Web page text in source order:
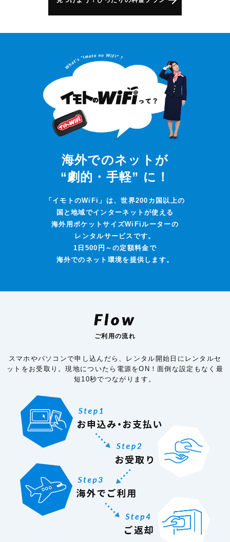
海外でのネットが
“劇的・手軽” に！
「イモトのWiFi」は、世界200カ国以上の
国と地域でインターネットが使える
海外用ポケットサイズWiFiルーターの
レンタルサービスです。
1日500円～の定額料金で
海外でのネット環境を提供します。
Flow
ご利用の流れ
スマホやパソコンで申し込んだら、レンタル開始日にレンタルセ
ットをお受取り。現地についたら電源をON！面倒な設定もなく最
短10秒でつながります。